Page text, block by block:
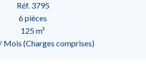
Réf. 3795
6 pièces
125 m²
Mois (Charges comprises)